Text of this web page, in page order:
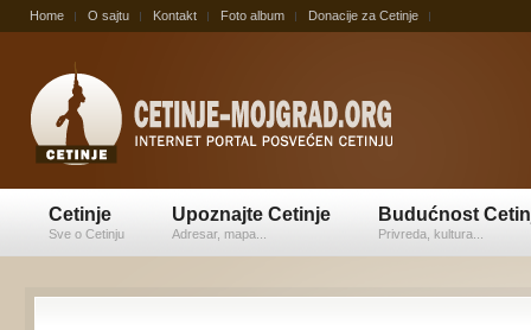
Home O sajtu Kontakt Foto album Donacije za Cetinje
Cetinje
Sve o Cetinju
Upoznajte Cetinje
Adresar, mapa...
Budućnost
Privreda, kultura...